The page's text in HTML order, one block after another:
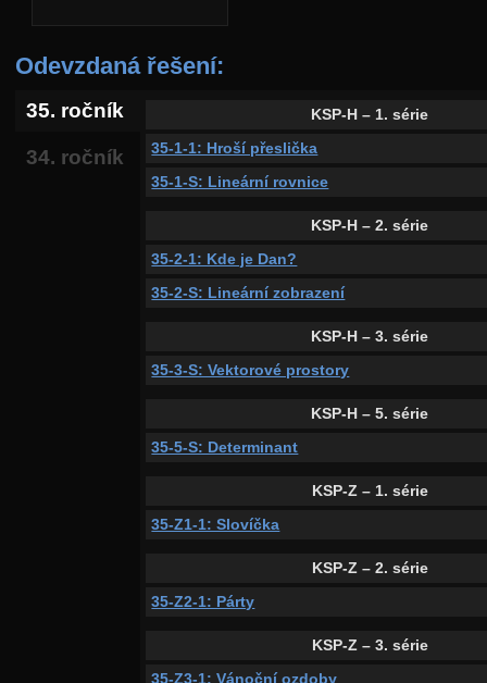
Odevzdaná řešení:
35. ročník
34. ročník
KSP-H – 1. série
35-1-1: Hroší přeslička
35-1-S: Lineární rovnice
KSP-H – 2. série
35-2-1: Kde je Dan?
35-2-S: Lineární zobrazení
KSP-H – 3. série
35-3-S: Vektorové prostory
KSP-H – 5. série
35-5-S: Determinant
KSP-Z – 1. série
35-Z1-1: Slovíčka
KSP-Z – 2. série
35-Z2-1: Párty
KSP-Z – 3. série
35-Z3-1: Vánoční ozdoby